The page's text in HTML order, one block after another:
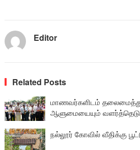
Editor
Related Posts
மாணவர்களிடம்
ஆளுமையையும்
நல்லூர் கோவில் வீதிக்கு